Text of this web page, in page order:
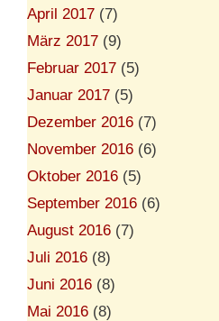
April 2017 (7)
März 2017 (9)
Februar 2017 (5)
Januar 2017 (5)
Dezember 2016 (7)
November 2016 (6)
Oktober 2016 (5)
September 2016 (6)
August 2016 (7)
Juli 2016 (8)
Juni 2016 (8)
Mai 2016 (8)